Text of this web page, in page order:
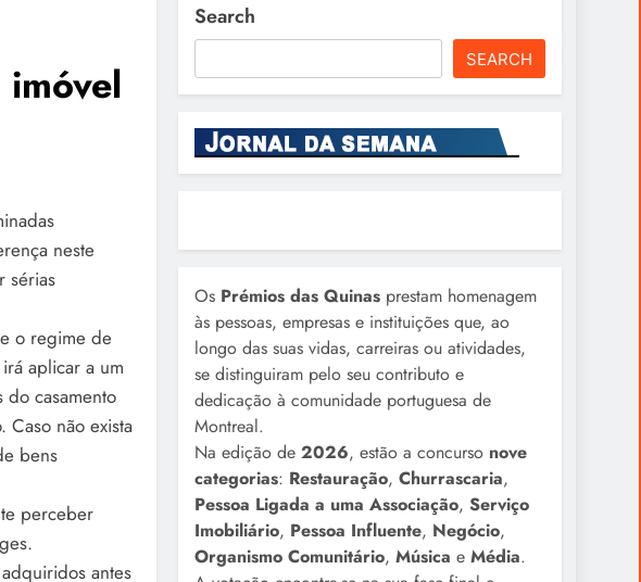
neste
sérias
o regime de
aplicar a um
casamento
Caso não exista
bens
perceber
antes
Search
SEARCH
Os Prémios das Quinasprestam homenagem
às pessoas, empresas e instituições que, ao
longo das suas vidas, carreiras ou atividades,
se distinguiram pelo seu contributo e
dedicação à comunidade portuguesa de
Montreal.
Na edição de 2026, estão a concurso nove
categorias: Restauração, Churrascaria,
Pessoa Ligada a uma Associação, Serviço
Imobiliário, Pessoa Influente, Negócio,
Organismo Comunitário, Música e Média.